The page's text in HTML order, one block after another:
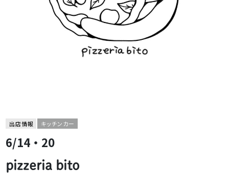
出店情報 キッチンカー
6/14・20
pizzeria bito